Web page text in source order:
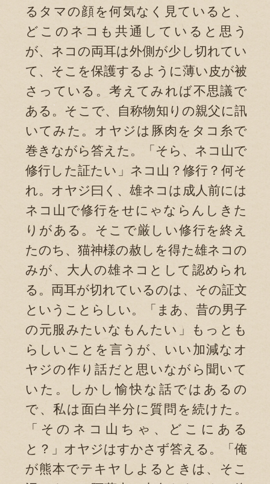
るタマの顔を何気なく見ていると、
どこのネコも共通していると思う
が、ネコの両耳は外側が少し切れてい
て、そこを保護するように薄い皮が被
さっている。考えてみれば不思議で
ある。そこで、自称物知りの親父に訊
いてみた。オヤジは豚肉をタコ糸で
巻きながら答えた。「そら、ネコ山で
修行した証たい」ネコ山？修行？何そ
れ。オヤジ曰く、雄ネコは成人前には
ネコ山で修行をせにゃならんしきた
りがある。そこで厳しい修行を終え
たのち、猫神様の赦しを得た雄ネコの
みが、大人の雄ネコとして認められ
る。両耳が切れているのは、その証文
ということらしい。「まあ、昔の男子
の元服みたいなもんたい」もっとも
らしいことを言うが、いい加減なオ
ヤジの作り話だと思いながら聞いて
いた。しかし愉快な話ではあるの
で、私は面白半分に質問を続けた。
「そのネコ山ちゃ、どこにある
と？」オヤジはすかさず答える。「俺
が熊本でテキヤしよるときは、そこ